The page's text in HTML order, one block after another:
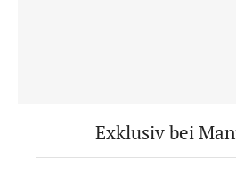
Exklusiv bei